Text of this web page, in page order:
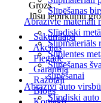
Slīpēšanas
Abrazīvie materiāli
Slīpdiski
Slīpmateriāls
Slīplentes
Slīpēšanas
slīpēšanai
Abrazīvi auto
Slīpdiski
Grozs
Jūsu iepirkumu
Sākumlapa
Akcijas
Piegāde
Garantija
Ražotāji
Blogs